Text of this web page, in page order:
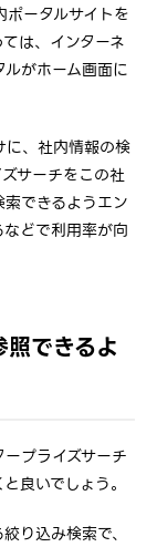
ータルサイトを
は、インターネ
がホーム画面に
に、社内情報の検
サーチをこの社
できるようエン
どで利用率が向
できるよ
プライズサーチ
良いでしょう。
り込み検索で、